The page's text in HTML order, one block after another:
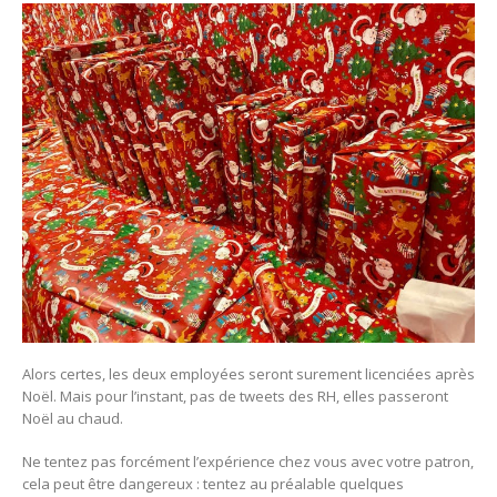
Alors certes, les deux employées seront surement licenciées après
Noël. Mais pour l’instant, pas de tweets des RH, elles passeront
Noël au chaud.
Ne tentez pas forcément l’expérience chez vous avec votre patron,
cela peut être dangereux : tentez au préalable quelques